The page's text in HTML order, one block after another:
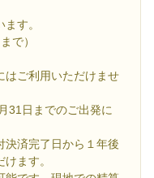
す。
で）
はご利用いただけませ
31日までのご出発に
決済完了日から１年後
ます。